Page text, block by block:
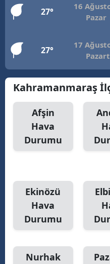
27°
16
Pazar
27°
17
Kahramanmaraş
Afşin
Hava
Durumu
Ekinözü
Hava
Durumu
Nurhak